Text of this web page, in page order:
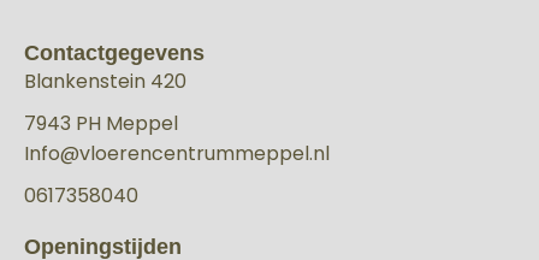
Contactgegevens
Blankenstein 420
7943 PH Meppel
Info@vloerencentrummeppel.nl
0617358040
Openingstijden